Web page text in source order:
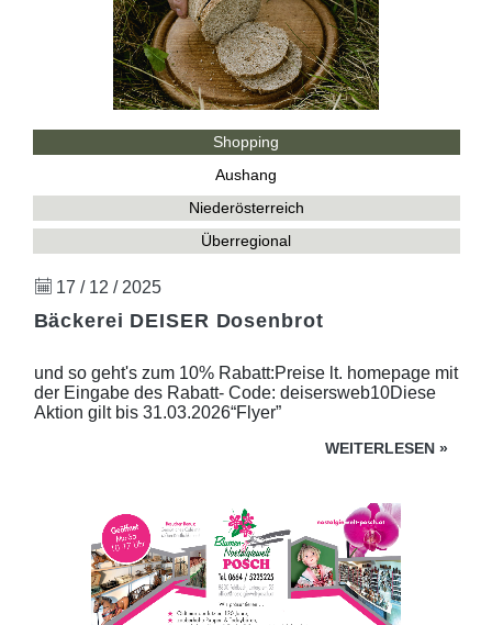
Shopping
Aushang
Niederösterreich
Überregional
17 / 12 / 2025
Bäckerei DEISER Dosenbrot
und so geht's zum 10% Rabatt:Preise lt. homepage mit
der Eingabe des Rabatt- Code: deisersweb10Diese
Aktion gilt bis 31.03.2026“Flyer”
WEITERLESEN »